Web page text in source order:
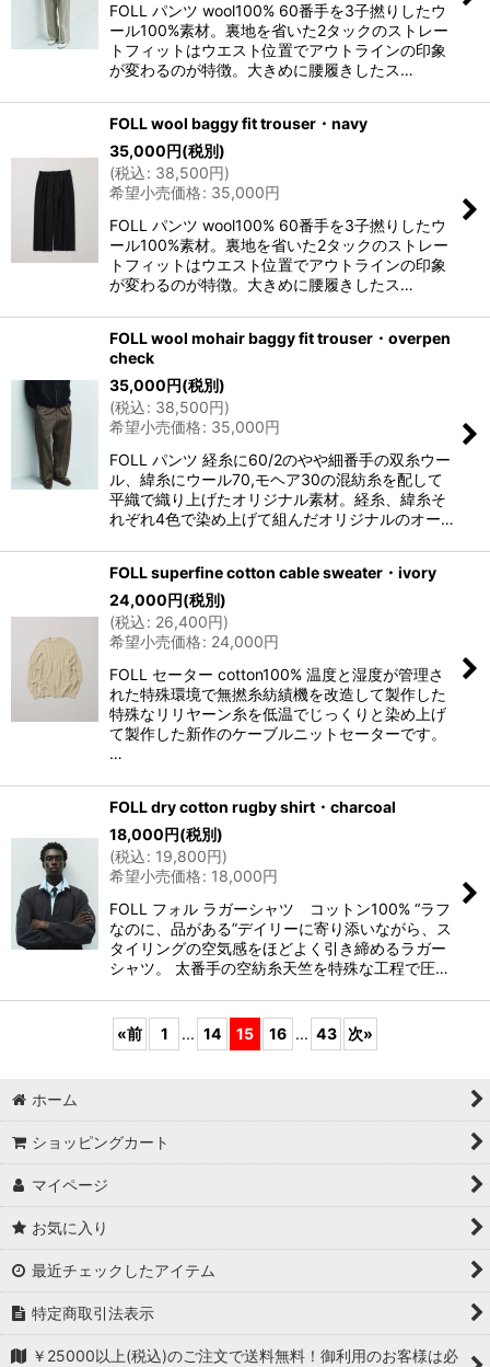
FOLL パンツ wool100% 60番手を3子撚りしたウ
ール100%素材。裏地を省いた2タックのストレー
トフィットはウエスト位置でアウトラインの印象
が変わるのが特徴。大きめに腰履きしたス…
FOLL wool baggy fit trouser・navy
35,000円(税別)
(税込: 38,500円)
希望小売価格: 35,000円
FOLL パンツ wool100% 60番手を3子撚りしたウ
ール100%素材。裏地を省いた2タックのストレー
トフィットはウエスト位置でアウトラインの印象
が変わるのが特徴。大きめに腰履きしたス…
FOLL wool mohair baggy fit trouser・overpen
check
35,000円(税別)
(税込: 38,500円)
希望小売価格: 35,000円
FOLL パンツ 経糸に60/2のやや細番手の双糸ウー
ル、緯糸にウール70,モヘア30の混紡糸を配して
平織で織り上げたオリジナル素材。経糸、緯糸そ
れぞれ4色で染め上げて組んだオリジナルのオー…
FOLL superfine cotton cable sweater・ivory
24,000円(税別)
(税込: 26,400円)
希望小売価格: 24,000円
FOLL セーター cotton100% 温度と湿度が管理さ
れた特殊環境で無撚糸紡績機を改造して製作した
特殊なリリヤーン糸を低温でじっくりと染め上げ
て製作した新作のケーブルニットセーターです。
…
FOLL dry cotton rugby shirt・charcoal
18,000円(税別)
(税込: 19,800円)
希望小売価格: 18,000円
FOLL フォル ラガーシャツ コットン100% “ラフ
なのに、品がある”デイリーに寄り添いながら、ス
タイリングの空気感をほどよく引き締めるラガー
シャツ。 太番手の空紡糸天竺を特殊な工程で圧…
«前 1 ... 14 15 16 ... 43 次»
ホーム
ショッピングカート
マイページ
お気に入り
最近チェックしたアイテム
特定商取引法表示
￥25000以上(税込)のご注文で送料無料！御利用のお客様は必